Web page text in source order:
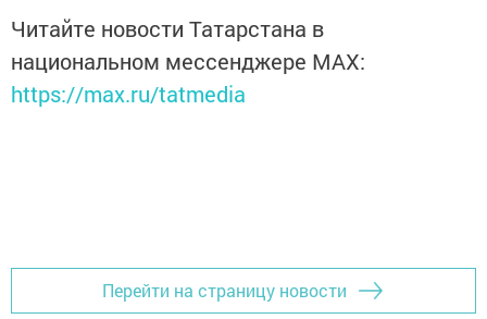
Читайте новости Татарстана в
национальном мессенджере MАХ:
https://max.ru/tatmedia
Перейти на страницу новости